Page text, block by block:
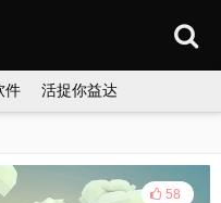
件 活捉你益达
58